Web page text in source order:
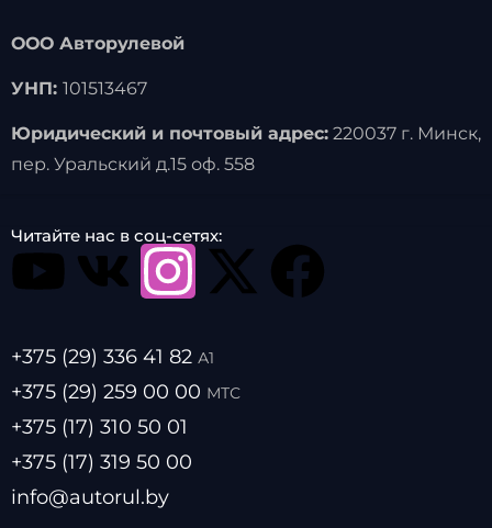
ООО Авторулевой
УНП: 101513467
Юридический и почтовый адрес:220037 г. Минск,
пер. Уральский д.15 оф. 558
Читайте нас в соц-сетях:
+375 (29) 336 41 82 А1
+375 (29) 259 00 00 МТС
+375 (17) 310 50 01
+375 (17) 319 50 00
info@autorul.by